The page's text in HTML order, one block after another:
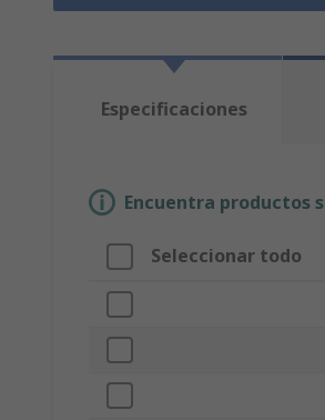
Especificaciones
Encuentra productos
Seleccionar todo